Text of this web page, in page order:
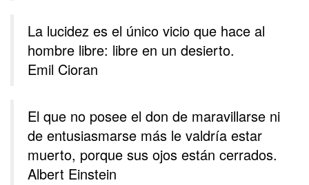
La lucidez es el único vicio que hace al
hombre libre: libre en un desierto.
Emil Cioran
El que no posee el don de maravillarse ni
de entusiasmarse más le valdría estar
muerto, porque sus ojos están cerrados.
Albert Einstein